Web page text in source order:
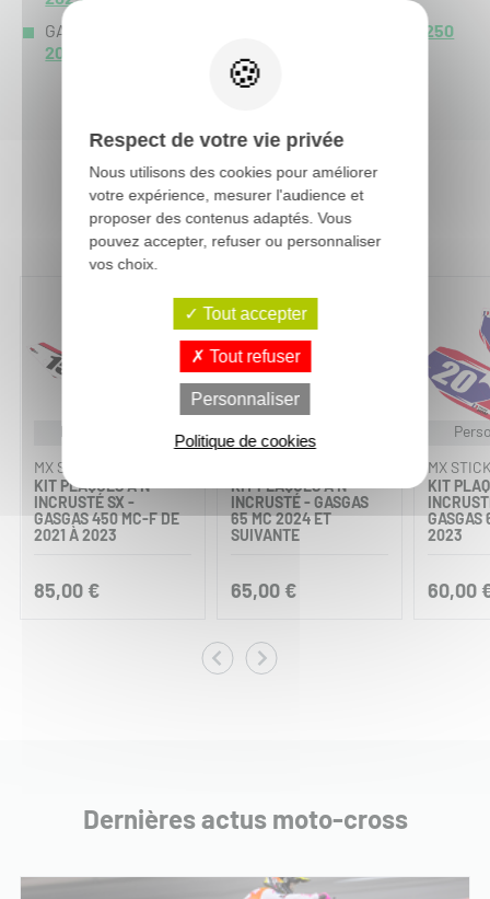
GASGAS MC 250 :
MC 250
2025
Vous aimerez aussi :
Personnalisable
MX STICKERS
KIT PLAQUES À N°
INCRUSTÉ SX -
GASGAS 450 MC-F DE
2021 À 2023
85,00 €
Personnalisable
KIT PLAQUES À N°
INCRUSTÉ - GASGAS
65 MC 2024 ET
SUIVANTE
65,00 €
MX
KIT
GASGAS
2023
60,00
Dernières actus moto-cross
Respect de votre vie privée
Nous utilisons des cookies pour améliorer
votre expérience, mesurer l'audience et
proposer des contenus adaptés. Vous
pouvez accepter, refuser ou personnaliser
vos choix.
Tout accepter
Tout refuser
Personnaliser
Politique de cookies